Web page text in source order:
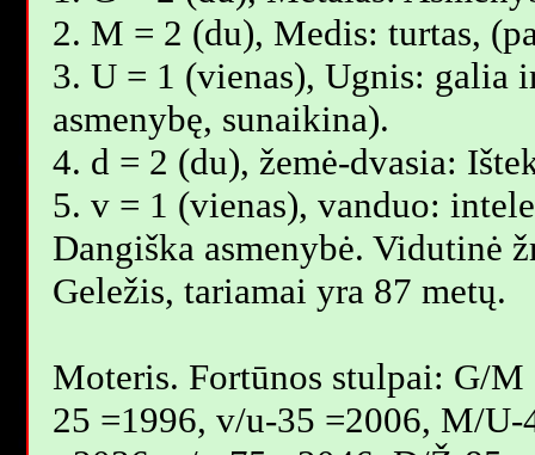
2. M = 2 (du), Medis: turtas,
3. U = 1 (vienas), Ugnis: galia
asmenybę, sunaikina).
4. d = 2 (du), žemė-dvasia:
5. v = 1 (vienas), vanduo:
Dangiška asmenybė. Vidutinė
Geležis, tariamai yra 87 metų.
Moteris. Fortūnos stulpai: G/
25 =1996, v/u-35 =2006, M/